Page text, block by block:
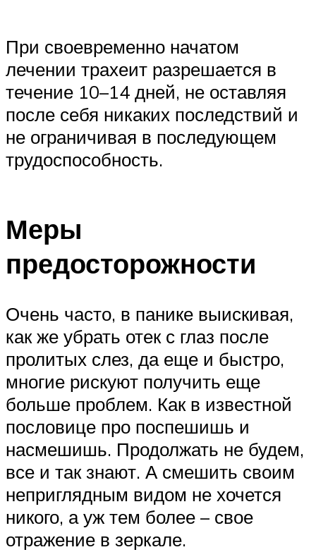
При своевременно начатом
лечении трахеит разрешается в
течение 10–14 дней, не оставляя
после себя никаких последствий и
не ограничивая в последующем
трудоспособность.
Меры
предосторожности
Очень часто, в панике выискивая,
как же убрать отек с глаз после
пролитых слез, да еще и быстро,
многие рискуют получить еще
больше проблем. Как в известной
пословице про поспешишь и
насмешишь. Продолжать не будем,
все и так знают. А смешить своим
неприглядным видом не хочется
никого, а уж тем более – свое
отражение в зеркале.